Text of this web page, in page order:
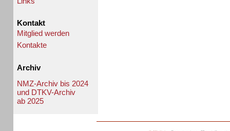
Kontakt
Mitglied werden
Kontakte
Archiv
NMZ-Archiv bis 2024
und DTKV-Archiv
ab 2025